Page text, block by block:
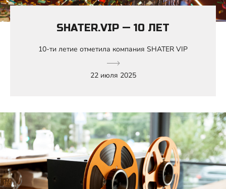
SHATER.VIP — 10 ЛЕТ
10-ти летие отметила компания SHATER VIP
22 июля 2025